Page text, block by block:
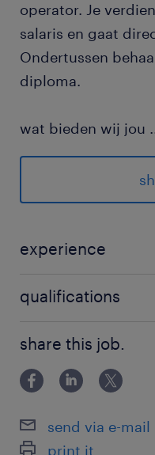
operator. Je
salaris en gaat
Ondertussen
diploma.
wat bieden wij jou
€ 2500,00 - €
2 keer een
leerwerktraject
kans op een
geen
wie ben jij
Een specifieke
experience
qualifications
share this job.
send via e-mail
print it